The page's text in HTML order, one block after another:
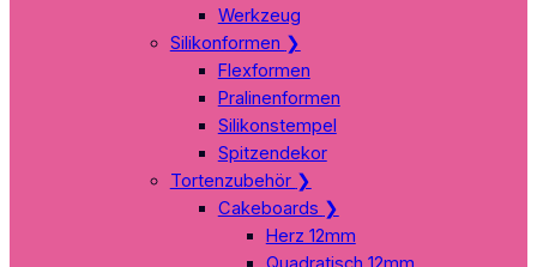
Werkzeug
Silikonformen ❯
Flexformen
Pralinenformen
Silikonstempel
Spitzendekor
Tortenzubehör ❯
Cakeboards ❯
Herz 12mm